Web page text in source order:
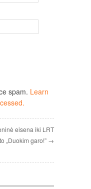
spam. Learn
eisena iki LRT
„Duokim garo!” →